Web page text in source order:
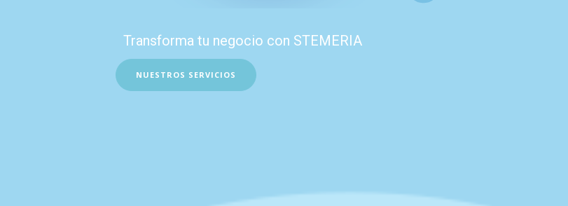
Transforma tu negocio con STEMERIA
NUESTROS SERVICIOS